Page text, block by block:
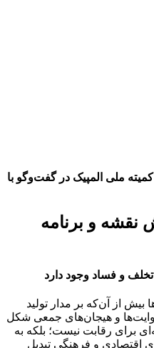
ملی المپیک در گفت‌و‌گو با
و برنامه
و فساد وجود دارد
بیش از آن‌که بر مدار تولید
و هیجان‌های جمعی شکل
برای رقابت نیست؛ بلکه به
اقتصادی و فرهنگی تبدیل